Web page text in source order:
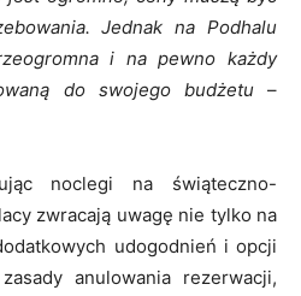
Jednak na Podhalu
i na pewno każdy
do swojego budżetu–
noclegi na świąteczno-
zwracają uwagę nie tylko na
udogodnień i opcji
anulowania rezerwacji,